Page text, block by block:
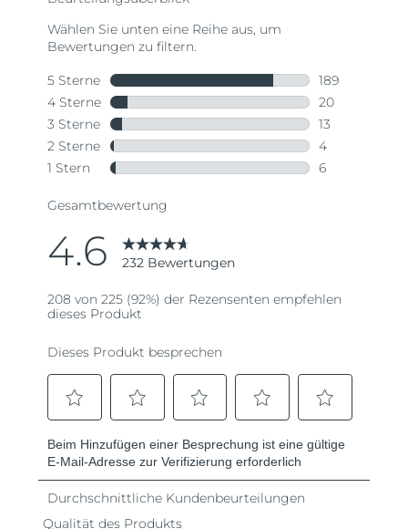
Read
Reviews.
Link
derselben